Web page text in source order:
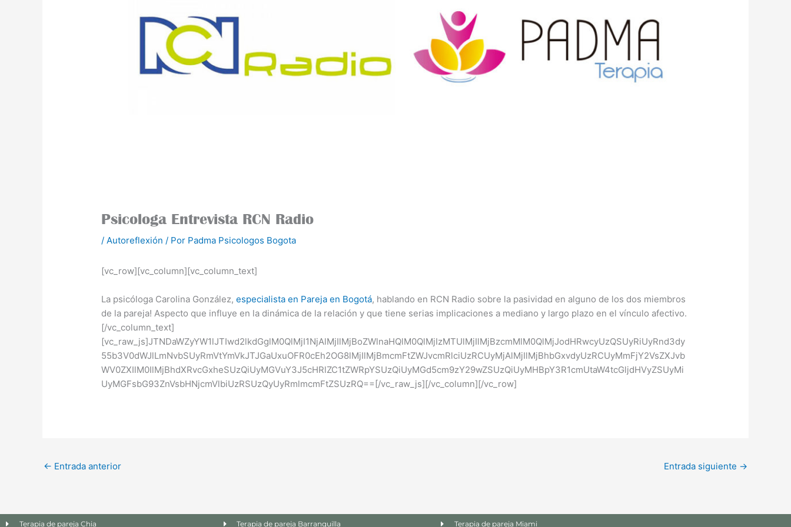
Psicologa Entrevista RCN Radio
/Autoreflexión / Por Padma Psicologos Bogota
[vc_row][vc_column][vc_column_text]
La psicóloga Carolina González,especialista en Pareja en Bogotá, hablando en RCN Radio sobre la pasividad en alguno de los dos miembros
de la pareja! Aspecto que influye en la dinámica de la relación y que tiene serias implicaciones a mediano y largo plazo en el vínculo afectivo.
[/vc_column_text]
[vc_raw_js]JTNDaWZyYW1lJTIwd2lkdGglM0QlMjI1NjAlMjIlMjBoZWlnaHQlM0QlMjIzMTUlMjIlMjBzcmMlM0QlMjJodHRwcyUzQSUyRiUyRnd3dy
55b3V0dWJlLmNvbSUyRmVtYmVkJTJGaUxuOFR0cEh2OG8lMjIlMjBmcmFtZWJvcmRlciUzRCUyMjAlMjIlMjBhbGxvdyUzRCUyMmFjY2VsZXJvb
WV0ZXIlM0IlMjBhdXRvcGxheSUzQiUyMGVuY3J5cHRlZC1tZWRpYSUzQiUyMGd5cm9zY29wZSUzQiUyMHBpY3R1cmUtaW4tcGljdHVyZSUyMi
UyMGFsbG93ZnVsbHNjcmVlbiUzRSUzQyUyRmlmcmFtZSUzRQ==[/vc_raw_js][/vc_column][/vc_row]
← Entrada anterior Entrada siguiente →
Terapia de pareja Chia Terapia de pareja Barranquilla Terapia de pareja Miami